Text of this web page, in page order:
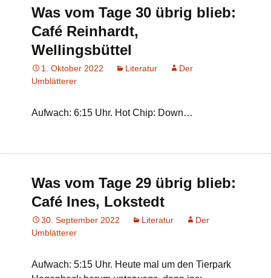
Was vom Tage 30 übrig blieb:
Café Reinhardt,
Wellingsbüttel
1. Oktober 2022 Literatur
Der
Umblätterer
Aufwach: 6:15 Uhr. Hot Chip: Down…
Was vom Tage 29 übrig blieb:
Café Ines, Lokstedt
30. September 2022 Literatur
Der
Umblätterer
Aufwach: 5:15 Uhr. Heute mal um den Tierpark